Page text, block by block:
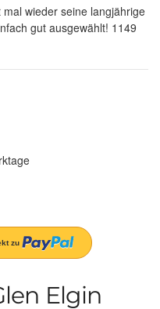
wieder seine langjährige
gut ausgewählt! 1149
Elgin